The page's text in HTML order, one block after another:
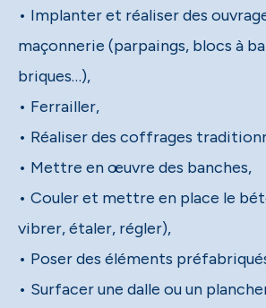
• Implanter et réaliser des
maçonnerie (parpaings, blocs à
briques…),
• Ferrailler,
• Réaliser des coffrages
• Mettre en œuvre des banches,
• Couler et mettre en place le
vibrer, étaler, régler),
• Poser des éléments
• Surfacer une dalle ou un